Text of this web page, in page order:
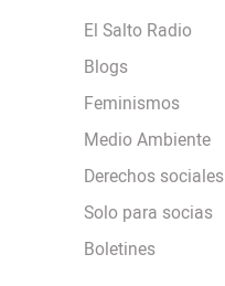
El Salto Radio
Blogs
Feminismos
Medio Ambiente
Derechos sociales
Solo para socias
Boletines